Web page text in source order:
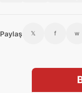
Paylaş 𝕏 f w